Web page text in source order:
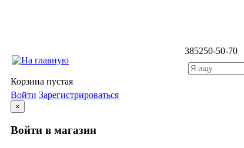
385250-50-70
Корзина пустая
Войти Зарегистрироваться
×
Войти в магазин